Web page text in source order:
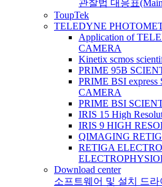
관찰법 대응표
ToupTek
TELEDYNE
Application of
CAMERA
Kinetix scmos
PRIME 95B
PRIME BSI
CAMERA
PRIME BSI
IRIS 15 High
IRIS 9 HIGH
QIMAGING
RETIGA
Download center
소프트웨어 및 설치 드라